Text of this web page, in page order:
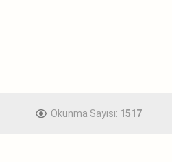
Okunma Sayısı: 1517